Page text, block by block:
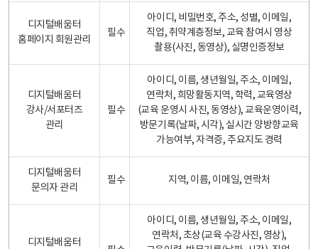
디지털배움터
홈페이지 회원관리
필수
아이디, 비밀번호, 주소, 성별, 이메일,
직업, 취약계층정보, 교육 참여시 영상
촬용(사진, 동영상), 실명인증정보
디지털배움터
강사/서포터즈
관리
필수
아이디, 이름, 생년월일, 주소, 이메일,
연락처, 희망활동지역, 학력, 교육영상
(교육 운영시 사진, 동영상), 교육운영이력,
방문기록(날짜, 시각), 실시간 양방향교육
가능여부, 자격증, 주요지도 경력
디지털배움터
문의자 관리
필수 지역, 이름, 이메일, 연락처
디지털배움터
아이디, 이름, 생년월일, 주소, 이메일,
연락처, 초상(교육 수강사진, 영상),